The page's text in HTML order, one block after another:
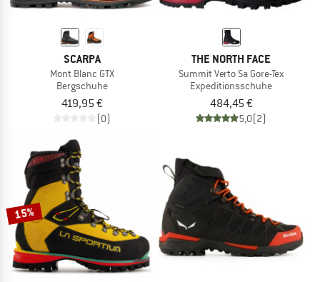
SCARPA
Mont Blanc GTX
Bergschuhe
419,95 €
(0)
THE NORTH FACE
Summit Verto Sa Gore-Tex
Expeditionsschuhe
484,45 €
5,0(2)
15%